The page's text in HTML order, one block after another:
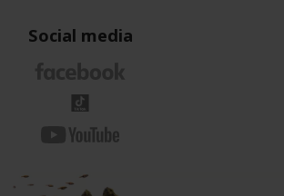
Social media